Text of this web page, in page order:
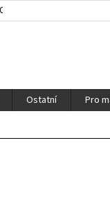
Ostatní Pro